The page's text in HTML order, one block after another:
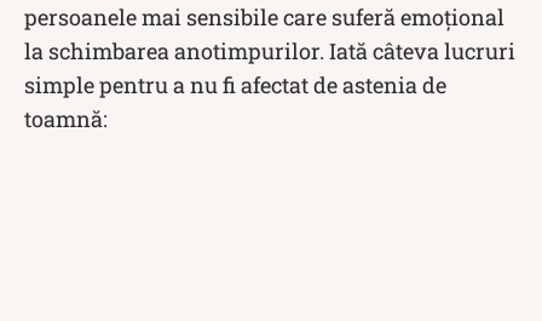
persoanele mai sensibile care suferă emoțional
la schimbarea anotimpurilor. Iată câteva lucruri
simple pentru a nu fi afectat de astenia de
toamnă: